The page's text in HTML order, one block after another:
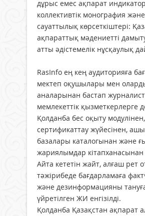
дұрыс емес ақпарат
коллективтік монография
сауаттылық көрсеткіштері:
ақпараттық мәдениетті
атты әдістемелік нұсқаулық
RasInfo ең кең аудиторияға
мектеп оқушылары мен
аналарынан бастап
мемлекеттік қызметкерлерге
Қолданба бес оқыту модулінен,
сертификаттау жүйесінен,
базалары каталогынан және
жариялымдар
Айта кететін жайт, алғаш рет
тәжірибеде бағдарламаға
және дезинформацияны
үйретілген ЖИ енгізілді.
Қолданба Қазақстан ақпарат